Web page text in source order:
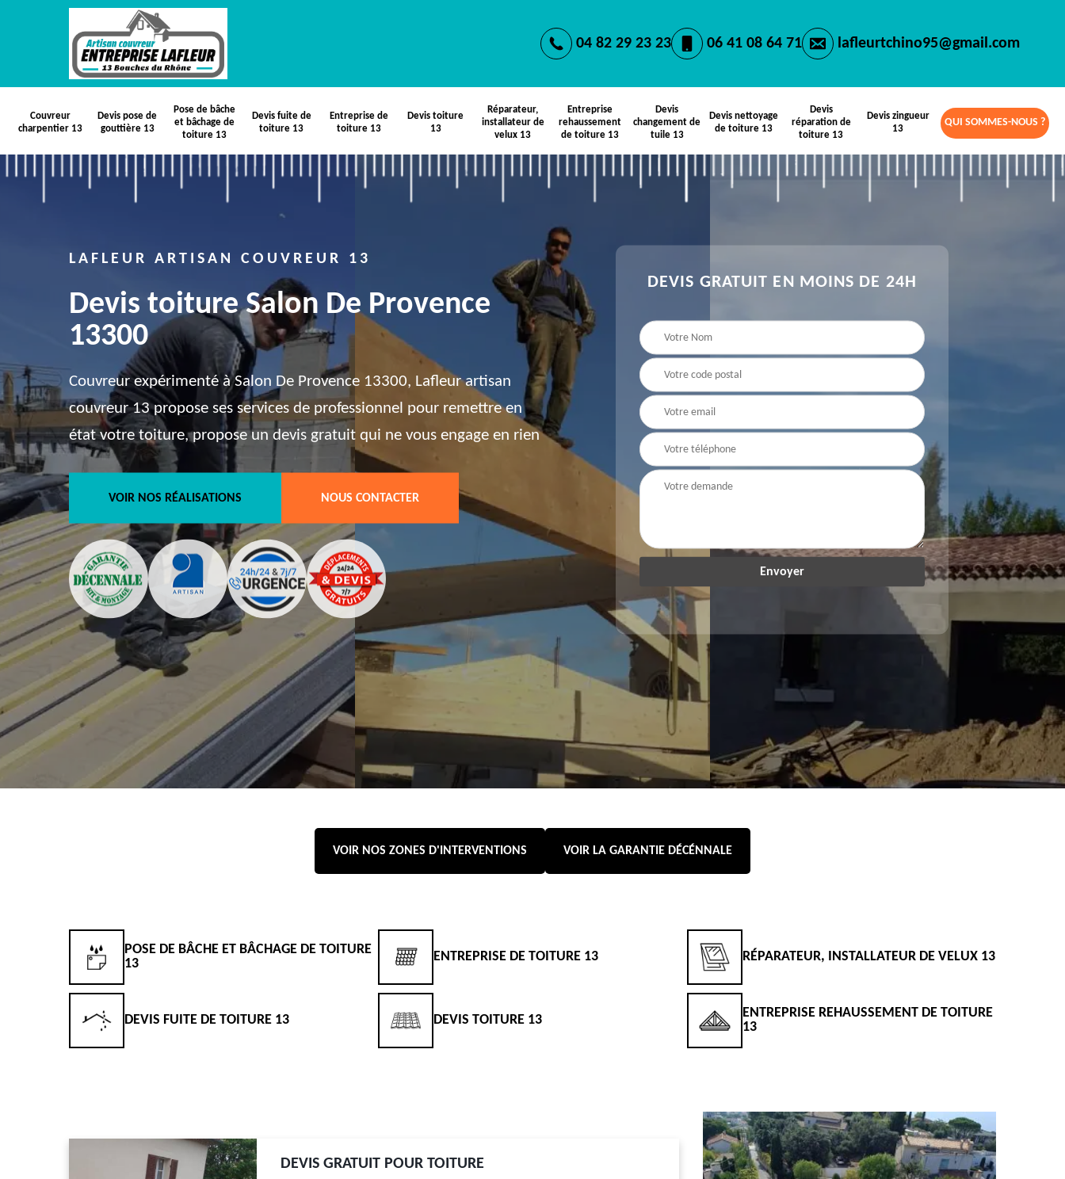
04 82 29 23 23 06 41 08 64 71 lafleurtchino95@gmail.com
Couvreur
charpentier 13
Devis pose de
gouttière 13
Pose de bâche
et bâchage de
toiture 13
Devis fuite de
toiture 13
Entreprise de
toiture 13
Devis toiture
13
Réparateur,
installateur de
velux 13
Entreprise
rehaussement
de toiture 13
Devis
changement de
tuile 13
Devis nettoyage
de toiture 13
Devis
réparation de
toiture 13
Devis zingueur
13
QUI SOMMES-NOUS ?
LAFLEUR ARTISAN COUVREUR 13
Devis toiture Salon De Provence
13300
Couvreur expérimenté à Salon De Provence 13300, Lafleur artisan
couvreur 13 propose ses services de professionnel pour remettre en
état votre toiture, propose un devis gratuit qui ne vous engage en rien
VOIR NOS RÉALISATIONS NOUS CONTACTER
DEVIS GRATUIT EN MOINS DE 24H
VOIR NOS ZONES D'INTERVENTIONS VOIR LA GARANTIE DÉCÉNNALE
POSE DE BÂCHE ET BÂCHAGE DE TOITURE
13
DEVIS FUITE DE TOITURE 13
ENTREPRISE DE TOITURE 13
DEVIS TOITURE 13
RÉPARATEUR, INSTALLATEUR DE VELUX 13
ENTREPRISE REHAUSSEMENT DE TOITURE
13
DEVIS GRATUIT POUR TOITURE